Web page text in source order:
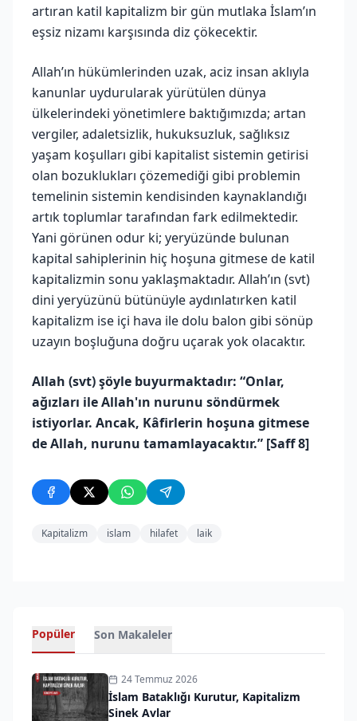
artıran katil kapitalizm bir gün mutlaka İslam’ın
eşsiz nizamı karşısında diz çökecektir.
Allah’ın hükümlerinden uzak, aciz insan aklıyla
kanunlar uydurularak yürütülen dünya
ülkelerindeki yönetimlere baktığımızda; artan
vergiler, adaletsizlik, hukuksuzluk, sağlıksız
yaşam koşulları gibi kapitalist sistemin getirisi
olan bozuklukları çözemediği gibi problemin
temelinin sistemin kendisinden kaynaklandığı
artık toplumlar tarafından fark edilmektedir.
Yani görünen odur ki; yeryüzünde bulunan
kapital sahiplerinin hiç hoşuna gitmese de katil
kapitalizmin sonu yaklaşmaktadır. Allah’ın (svt)
dini yeryüzünü bütünüyle aydınlatırken katil
kapitalizm ise içi hava ile dolu balon gibi sönüp
uzayın boşluğuna doğru uçarak yok olacaktır.
Allah (svt) şöyle buyurmaktadır: “Onlar,
ağızları ile Allah'ın nurunu söndürmek
istiyorlar. Ancak, Kâfirlerin hoşuna gitmese
de Allah, nurunu tamamlayacaktır.” [Saff 8]
Kapitalizm islam hilafet laik
Popüler Son Makaleler
24 Temmuz 2026
İslam Bataklığı Kurutur, Kapitalizm
Sinek Avlar